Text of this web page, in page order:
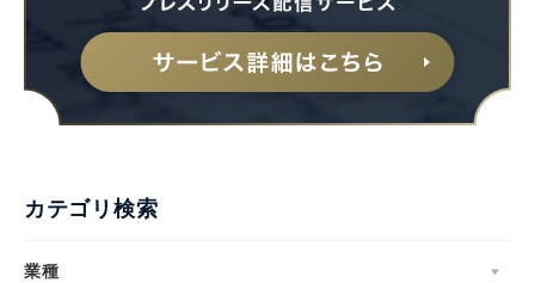
カテゴリ検索
業種